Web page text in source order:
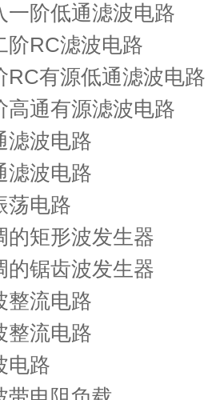
一阶低通滤波电路
阶RC滤波电路
RC有源低通滤波电路
高通有源滤波电路
滤波电路
滤波电路
荡电路
的矩形波发生器
的锯齿波发生器
整流电路
整流电路
电路